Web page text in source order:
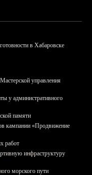
в Хабаровске
управления
у административного
памяти
кампании «Продвижение
работ
инфраструктуру
морского пути